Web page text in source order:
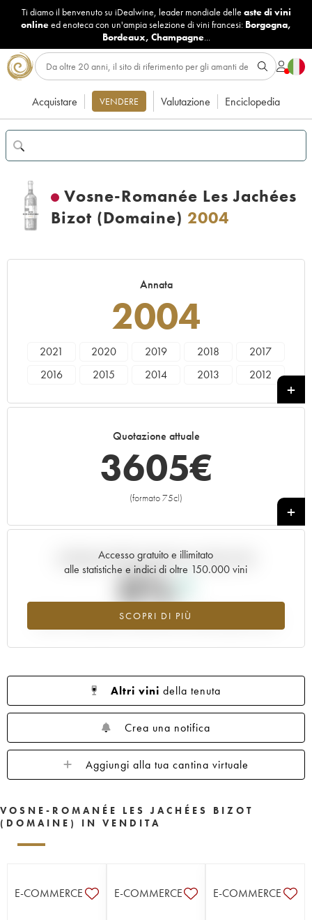
Ti diamo il benvenuto su iDealwine, leader mondiale delle aste di vini
onlineed enoteca con un'ampia selezione di vini francesi: Borgogna,
Bordeaux, Champagne...
Acquistare VENDERE Valutazione Enciclopedia
Vosne-Romanée Les Jachées
Bizot (Domaine) 2004
Annata
2004
2021 2020 2019 2018
2017
2016
2015 2014 2013
2012
2000 1999 1998
Quotazione attuale
3605€
(formato 75cl)
+
Accesso gratuito e illimitato
alle statistiche e indici di oltre 150.000 vini
SCOPRI DI PIÙ
Andamento della quotazione in tempo reale
0%
Valore in aumento per l'annata 2004 nel 2026 rispetto al 2025
Altri vini della tenuta
Crea una notifica
Aggiungi alla tua cantina virtuale
VOSNE-ROMANÉE LES JACHÉES BIZOT
(DOMAINE) IN VENDITA
E-COMMERCE E-COMMERCE E-COMMERCE